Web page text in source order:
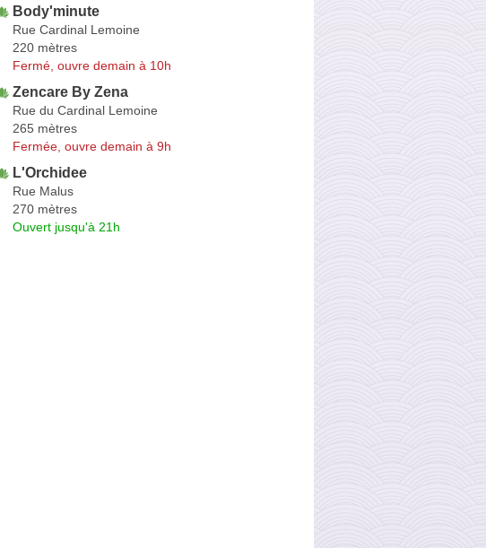
Body'minute
Rue Cardinal Lemoine
220 mètres
Fermé, ouvre demain à 10h
Zencare By Zena
Rue du Cardinal Lemoine
265 mètres
Fermée, ouvre demain à 9h
L'Orchidee
Rue Malus
270 mètres
Ouvert jusqu'à 21h